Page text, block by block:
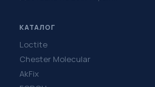
КАТАЛОГ
Loctite
Chester Molecular
AkFix